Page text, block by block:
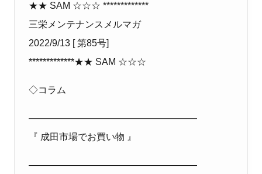
★★ SAM ☆☆☆ *************
三栄メンテナンス メルマガ
2022/9/13 [第85号]
*************★★ SAM ☆☆☆
◇コラム
――――――――――――――――――
『 成田市場でお買い物 』
――――――――――――――――――